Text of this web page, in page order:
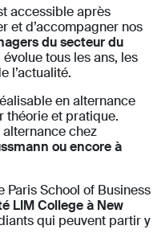
accessible après
et d’accompagner nos
du secteur du
tous les ans, les
l’actualité.
en alternance
théorie et pratique.
chez
ou encore à
Paris School of Business
LIM College à New
qui peuvent partir y